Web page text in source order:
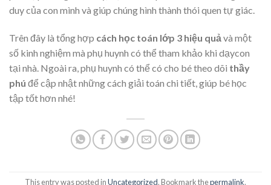
duy của con mình và giúp chúng hình thành thói quen tự giác.
Trên đây là tổng hợp cách học toán lớp 3 hiệu quả và một
số kinh nghiệm mà phụ huynh có thể tham khảo khi dạycon
tại nhà. Ngoài ra, phụ huynh có thể có cho bé theo dõi thầy
phú để cập nhật những cách giải toán chi tiết, giúp bé học
tập tốt hơn nhé!
This entry was posted inUncategorized. Bookmark thepermalink.